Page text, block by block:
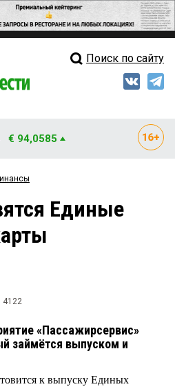
Свежий выпуск
Рейтинги
Блоги
Поиск по сайту
€ 94,0585
Единые
4122
«Пассажирсервис»
займётся выпуском и
к выпуску Единых